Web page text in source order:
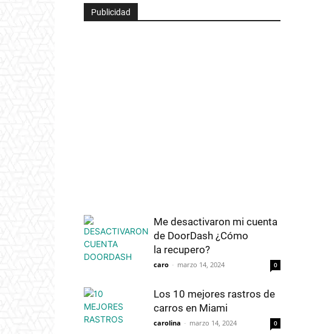
Publicidad
Me desactivaron mi cuenta
de DoorDash ¿Cómo
la recupero?
caro - marzo 14, 2024 0
Los 10 mejores rastros de
carros en Miami
carolina - marzo 14, 2024 0